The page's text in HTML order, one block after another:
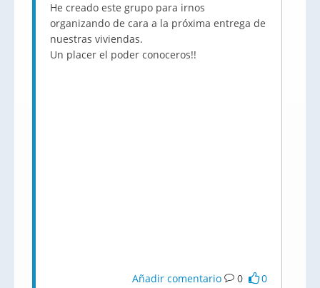
He creado este grupo para irnos
organizando de cara a la próxima entrega de
nuestras viviendas.
Un placer el poder conoceros!!
Añadir comentario 0 0